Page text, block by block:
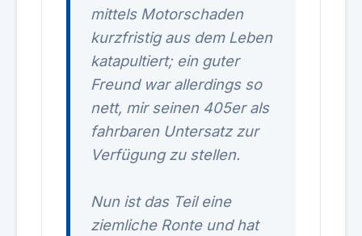
mittels Motorschaden
kurzfristig aus dem Leben
katapultiert; ein guter
Freund war allerdings so
nett, mir seinen 405er als
fahrbaren Untersatz zur
Verfügung zu stellen.
Nun ist das Teil eine
ziemliche Ronte und hat